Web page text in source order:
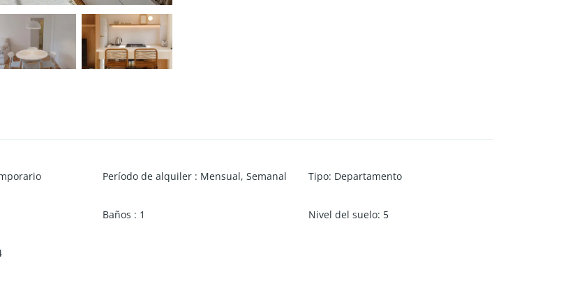
Período de alquiler : Mensual, Semanal Tipo: Departamento
Baños : 1 Nivel del suelo: 5